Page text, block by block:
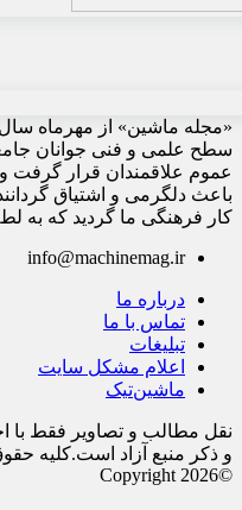
سطح علمی و فنی جوانان
عموم علاقمندان قرار گرفت
باعث دلگرمی و اشتیاق
کار فرهنگی ما گردید که به
info@machinemag.ir
درباره ما
تماس با ما
تبلیغات
اعلام مشکل سایت
ماشین‌تیک
نقل مطالب و تصاویر فقط با
و ذکر منبع آزاد است.کلیه
©Copyright 2026